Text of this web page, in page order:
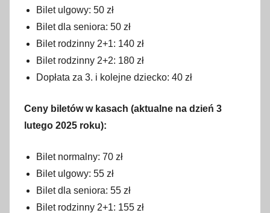
Bilet ulgowy: 50 zł
Bilet dla seniora: 50 zł
Bilet rodzinny 2+1: 140 zł
Bilet rodzinny 2+2: 180 zł
Dopłata za 3. i kolejne dziecko: 40 zł
Ceny biletów w kasach (aktualne na dzień 3
lutego 2025 roku):
Bilet normalny: 70 zł
Bilet ulgowy: 55 zł
Bilet dla seniora: 55 zł
Bilet rodzinny 2+1: 155 zł